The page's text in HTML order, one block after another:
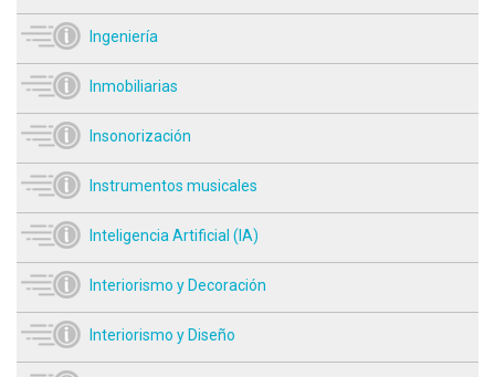
Ingeniería
Inmobiliarias
Insonorización
Instrumentos musicales
Inteligencia Artificial (IA)
Interiorismo y Decoración
Interiorismo y Diseño